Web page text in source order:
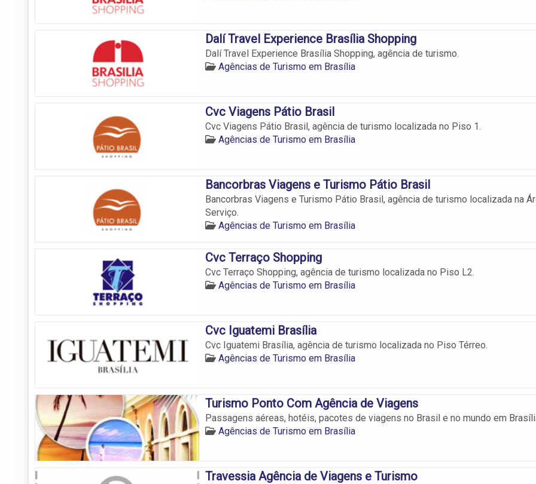
Dalí Travel Experience Brasília Shopping
Dalí Travel Experience Brasília Shopping, agência de turismo.
Agências de Turismo em Brasília
Cvc Viagens Pátio Brasil
Cvc Viagens Pátio Brasil, agência de turismo localizada no Piso 1.
Agências de Turismo em Brasília
Bancorbras Viagens e Turismo Pátio Brasil
Bancorbras Viagens e Turismo Pátio Brasil, agência de turismo localizada na
Serviço.
Agências de Turismo em Brasília
Cvc Terraço Shopping
Cvc Terraço Shopping, agência de turismo localizada no Piso L2.
Agências de Turismo em Brasília
Cvc Iguatemi Brasília
Cvc Iguatemi Brasília, agência de turismo localizada no Piso Térreo.
Agências de Turismo em Brasília
Turismo Ponto Com Agência de Viagens
Passagens aéreas, hotéis, pacotes de viagens no Brasil e no mundo em
Agências de Turismo em Brasília
Travessia Agência de Viagens e Turismo